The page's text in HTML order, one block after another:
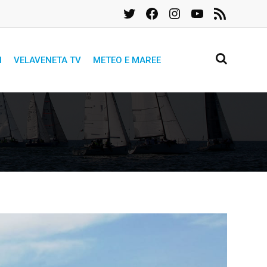
TwitterFacebookInstagramYouTube
Feed
RSS
VELAVENETA TV METEO E MAREE